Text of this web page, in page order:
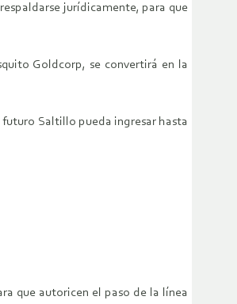
jurídicamente, para que
Goldcorp, se convertirá en la
futuro Saltillo pueda ingresar hasta
que autoricen el paso de la línea